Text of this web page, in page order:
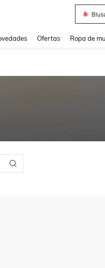
Ofertas Ropa de